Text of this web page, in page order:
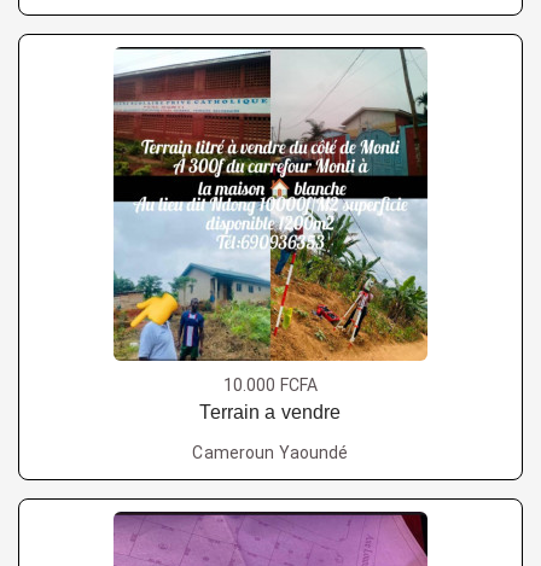
10.000 FCFA
Terrain a vendre
Cameroun Yaoundé